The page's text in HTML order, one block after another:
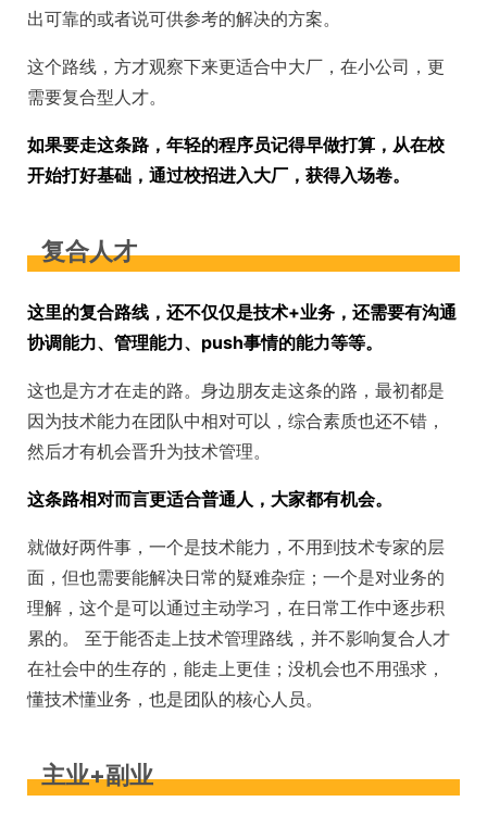
出可靠的或者说可供参考的解决的方案。
这个路线，方才观察下来更适合中大厂，在小公司，更
需要复合型人才。
如果要走这条路，年轻的程序员记得早做打算，从在校
开始打好基础，通过校招进入大厂，获得入场卷。
复合人才
这里的复合路线，还不仅仅是技术+业务，还需要有沟通
协调能力、管理能力、push事情的能力等等。
这也是方才在走的路。身边朋友走这条的路，最初都是
因为技术能力在团队中相对可以，综合素质也还不错，
然后才有机会晋升为技术管理。
这条路相对而言更适合普通人，大家都有机会。
就做好两件事，一个是技术能力，不用到技术专家的层
面，但也需要能解决日常的疑难杂症；一个是对业务的
理解，这个是可以通过主动学习，在日常工作中逐步积
累的。 至于能否走上技术管理路线，并不影响复合人才
在社会中的生存的，能走上更佳；没机会也不用强求，
懂技术懂业务，也是团队的核心人员。
主业+副业